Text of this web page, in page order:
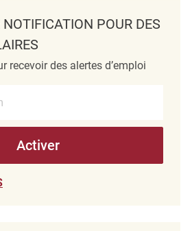
NOTIFICATION POUR DES
recevoir des alertes d’emploi
Activer